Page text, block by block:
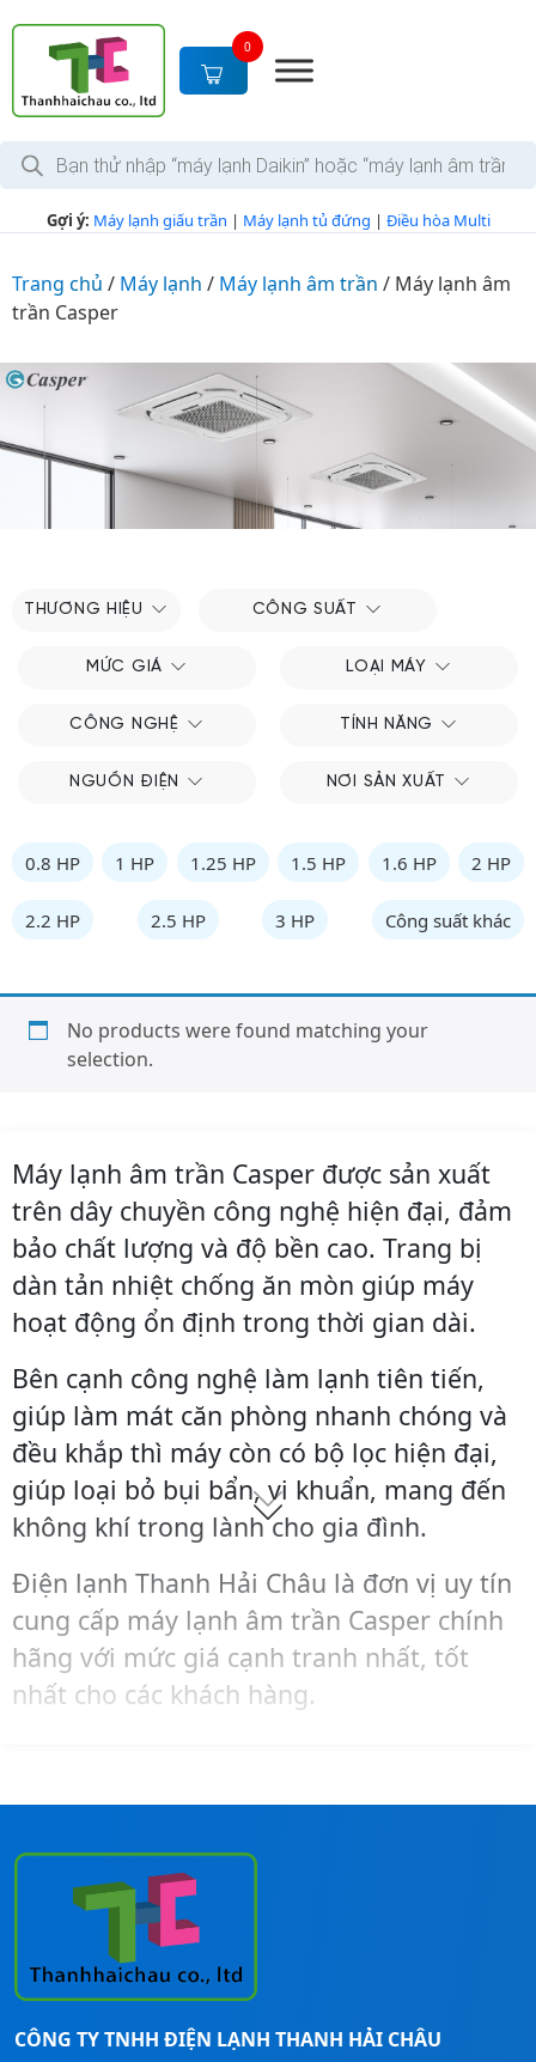
c
t
0
T
m
i
h
ẩ
Gợi ý: Máy lạnh giấu trần | Máy lạnh tủ đứng | Điều hòa Multi
Trang chủ / Máy lạnh / Máy lạnh âm trần / Máy lạnh âm
trần Casper
THƯƠNG HIỆU CÔNG SUẤT
MỨC GIÁ LOẠI MÁY
CÔNG NGHỆ TÍNH NĂNG
NGUỒN ĐIỆN NƠI SẢN XUẤT
0.8 HP 1 HP 1.25 HP 1.5 HP 1.6 HP 2 HP
2.2 HP 2.5 HP 3 HP Công suất khác
No products were found matching your
selection.
Máy lạnh âm trần Casper được sản xuất
trên dây chuyền công nghệ hiện đại, đảm
bảo chất lượng và độ bền cao. Trang bị
dàn tản nhiệt chống ăn mòn giúp máy
hoạt động ổn định trong thời gian dài.
Bên cạnh công nghệ làm lạnh tiên tiến,
giúp làm mát căn phòng nhanh chóng và
đều khắp thì máy còn có bộ lọc hiện đại,
giúp loại bỏ bụi bẩn, vi khuẩn, mang đến
không khí trong lành cho gia đình.
Điện lạnh Thanh Hải Châu là đơn vị uy tín
cung cấp máy lạnh âm trần Casper chính
hãng với mức giá cạnh tranh nhất, tốt
nhất cho các khách hàng.
Thanh Hải Châuqua số:
được hỗ trợ nhanh nhất nhé!
CÔNG TY TNHH ĐIỆN LẠNH THANH HẢI CHÂU